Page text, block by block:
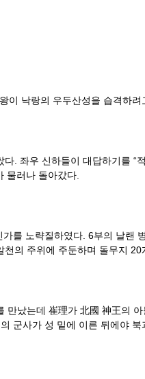
이 낙랑의 우두산성을 습격하
. 좌우 신하들이 대답하기를
물러나 돌아갔다.
를 노략질하였다. 6부의 날랜
의 주위에 주둔하며 돌무지
만났는데 崔理가 北國 神王의
군사가 성 밑에 이른 뒤에야